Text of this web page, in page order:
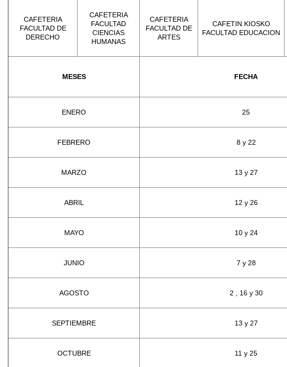
CAFETERIA
FACULTAD DE
DERECHO
CAFETERIA
FACULTAD
CIENCIAS
HUMANAS
CAFETERIA
FACULTAD DE
ARTES
CAFETIN KIOSKO
FACULTAD EDUCACION
MESES FECHA
ENERO 25
FEBRERO 8 y 22
MARZO 13 y 27
ABRIL 12 y 26
MAYO 10 y 24
JUNIO 7 y 28
AGOSTO 2 , 16 y 30
SEPTIEMBRE 13 y 27
OCTUBRE 11 y 25